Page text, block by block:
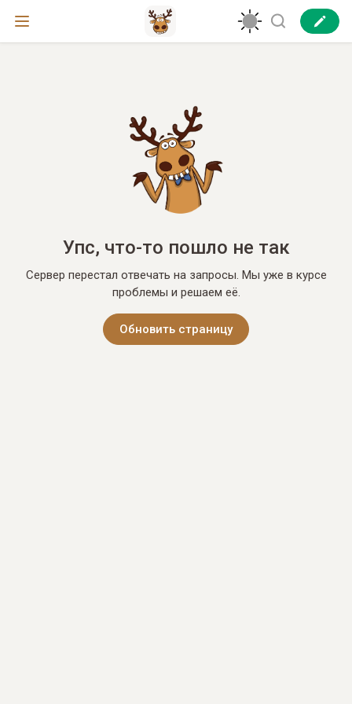
Упс, что-то пошло не так
Сервер перестал отвечать на запросы. Мы уже в курсе
проблемы и решаем её.
Обновить страницу